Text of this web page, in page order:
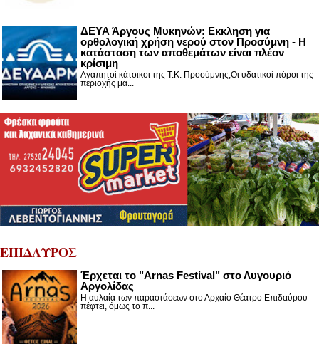
ΔΕΥΑ Άργους Μυκηνών: Εκκληση για
ορθολογική χρήση νερού στον Προσύμνη - Η
κατάσταση των αποθεμάτων είναι πλέον
κρίσιμη
Αγαπητοί κάτοικοι της Τ.Κ. Προσύμνης,Οι υδατικοί πόροι της
περιοχής μα...
ΕΠΙΔΑΥΡΟΣ
Έρχεται το "Arnas Festival" στο Λυγουριό
Αργολίδας
Η αυλαία των παραστάσεων στο Αρχαίο Θέατρο Επιδαύρου
πέφτει, όμως το π...